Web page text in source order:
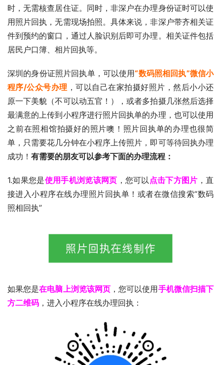
时，无需核查居住证。同时，非深户在办理身份证时可以使
用照片回执，无需现场拍照。具体来说，非深户带齐相关证
件到预约的窗口，通过人脸识别后即可办理。相关证件包括
居民户口簿、相片回执等。
深圳的身份证照片回执单，可以使用“数码照相回执”微信小
程序/公众号办理 ，可以自己在家拍摄好照片，然后小小还
原一下美貌（不可以动五官！），或者多拍摄几张然后选择
最满意的上传到小程序进行照片回执单的办理，也可以使用
之前在照相馆拍摄好的照片噢！照片回执单的办理也很简
单，只需要花几分钟在小程序上传照片，即可等待回执办理
成功！ 有需要的朋友可以参考下面的办理流程：
1.如果您是使用手机浏览该网页 ，您可以 点击下方图片 ，直
接进入小程序在线办理照片回执单！或者在微信搜索“数码
照相回执”
如果您是在电脑上浏览该网页 ，您可以使用手机微信扫描下
方二维码 ，进入小程序在线办理回执：